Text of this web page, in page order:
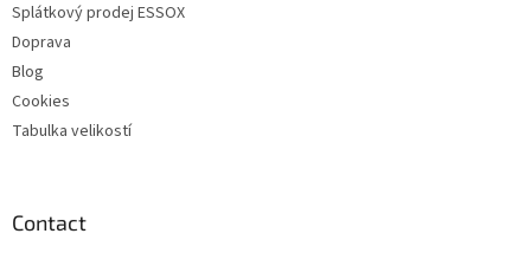
Splátkový prodej ESSOX
Doprava
Blog
Cookies
Tabulka velikostí
Contact